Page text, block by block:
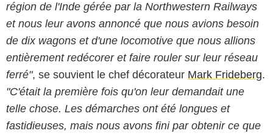
région de l'Inde gérée par la Northwestern Railways
et nous leur avons annoncé que nous avions besoin
de dix wagons et d'une locomotive que nous allions
entièrement redécorer et faire rouler sur leur réseau
ferré", se souvient le chef décorateur Mark Frideberg.
"C'était la première fois qu'on leur demandait une
telle chose. Les démarches ont été longues et
fastidieuses, mais nous avons fini par obtenir ce que